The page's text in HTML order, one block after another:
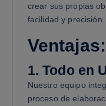
crear sus propias
facilidad y precisión.
Ventajas:
1. Todo en
Nuestro equipo
proceso de